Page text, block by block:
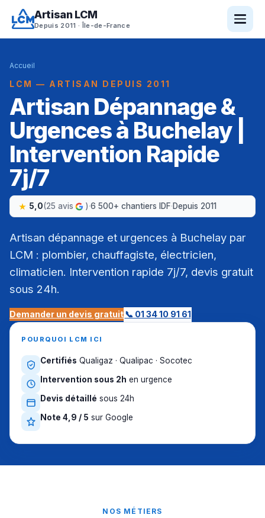
Artisan LCM
Depuis 2011 · Île-de-France
Accueil
LCM — ARTISAN DEPUIS 2011
Artisan Dépannage &
Urgences à Buchelay |
Intervention Rapide
7j/7
5,0(25 avis )·6 500+ chantiers IDF·Depuis 2011
Artisan dépannage et urgences à Buchelay par
LCM : plombier, chauffagiste, électricien,
climaticien. Intervention rapide 7j/7, devis gratuit
sous 24h.
Demander un devis gratuit📞 01 34 10 91 61
POURQUOI LCM ICI
Certifiés Qualigaz · Qualipac · Socotec
Intervention sous 2h en urgence
Devis détaillé sous 24h
Note 4,9 / 5 sur Google
NOS MÉTIERS